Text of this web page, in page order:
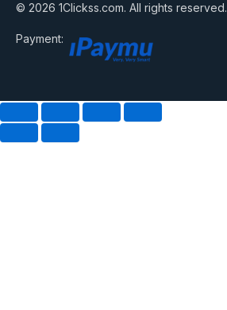
© 2026 1Clickss.com. All rights reserved.
Payment: